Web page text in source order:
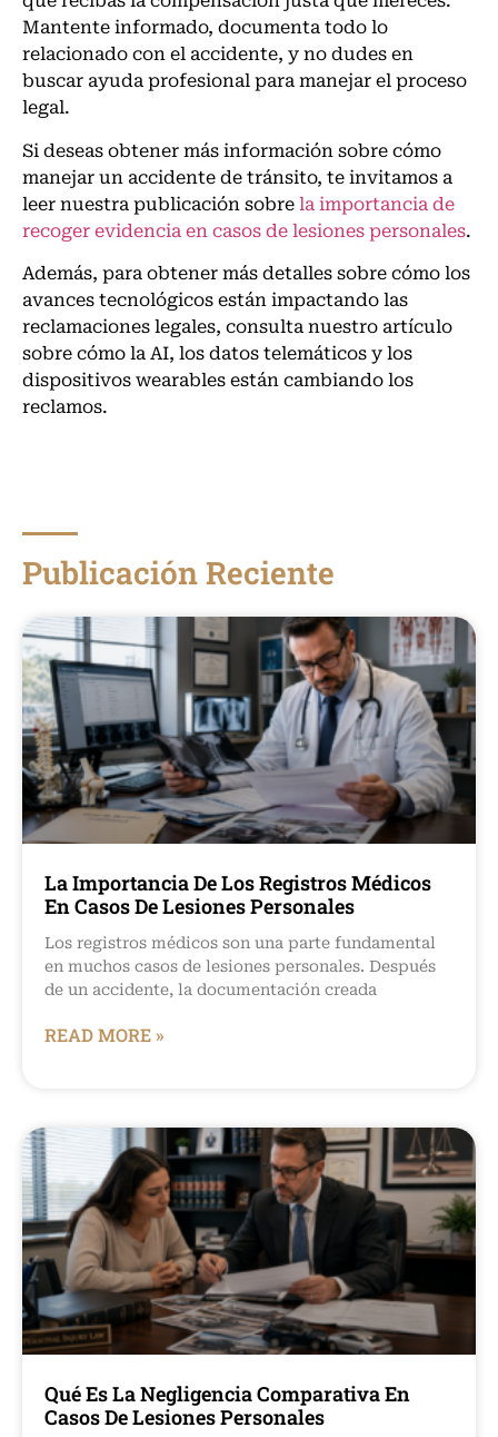
Mantente informado, documenta todo lo
relacionado con el accidente, y no dudes en
buscar ayuda profesional para manejar el proceso
legal.
Si deseas obtener más información sobre cómo
manejar un accidente de tránsito, te invitamos a
leer nuestra publicación sobre la importancia de
recoger evidencia en casos de lesiones personales.
Además, para obtener más detalles sobre cómo los
avances tecnológicos están impactando las
reclamaciones legales, consulta nuestro artículo
sobre cómo la AI, los datos telemáticos y los
dispositivos wearables están cambiando los
reclamos.
Publicación Reciente
La Importancia De Los Registros Médicos
En Casos De Lesiones Personales
Los registros médicos son una parte fundamental
en muchos casos de lesiones personales. Después
de un accidente, la documentación creada
READ MORE »
Qué Es La Negligencia Comparativa En
Casos De Lesiones Personales